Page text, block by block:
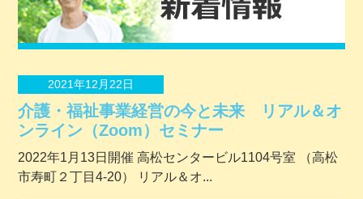
2021年12月22日
介護・福祉事業経営の今と未来 リアル＆オ
ンライン（Zoom）セミナー
2022年1月13日開催 ⾼松センタービル1104号室 （⾼松
市寿町２丁⽬4-20） リアル＆オ...